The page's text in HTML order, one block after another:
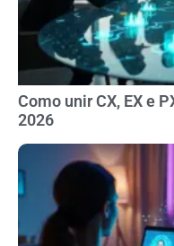
Como unir CX, EX e
2026